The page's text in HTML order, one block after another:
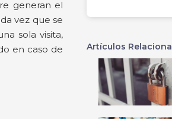
generan el
vez que se
sola visita,
en caso de
Artículos